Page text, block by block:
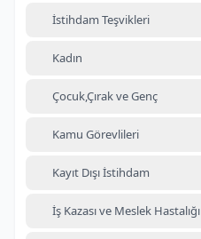
İstihdam Teşvikleri
Kadın
Çocuk,Çırak ve Genç
Kamu Görevlileri
Kayıt Dışı İstihdam
İş Kazası ve Meslek Hastalığı